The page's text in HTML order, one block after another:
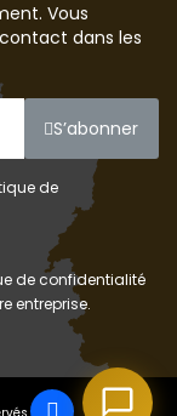
Vous
dans les
S’abonner
de
de confidentialité
entreprise.